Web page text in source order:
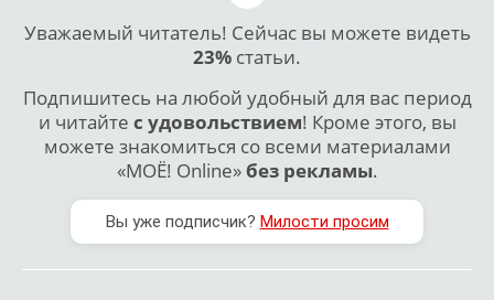
Уважаемый читатель! Сейчас вы можете видеть
23% статьи.
Подпишитесь на любой удобный для вас период
и читайте с удовольствием! Кроме этого, вы
можете знакомиться со всеми материалами
«МОЁ! Online»без рекламы.
Вы уже подписчик? Милости просим